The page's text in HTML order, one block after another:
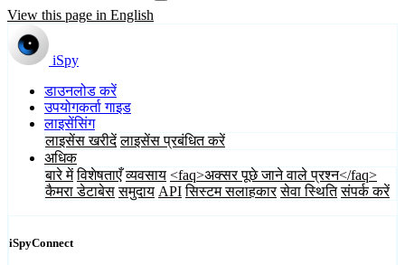
View this page in English
iSpy
डाउनलोड करें
उपयोगकर्ता गाइड
लाइसेंसिंग
लाइसेंस खरीदें लाइसेंस प्रबंधित करें
अधिक
बारे में विशेषताएँ व्यवसाय <faq>अक्सर पूछे जाने वाले प्रश्न</faq>
कैमरा डेटाबेस समुदाय API सिस्टम सलाहकार सेवा स्थिति संपर्क करें
iSpyConnect